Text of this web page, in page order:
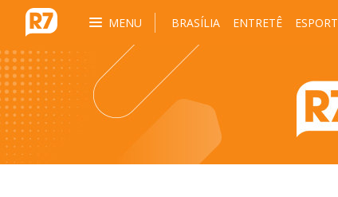
MENU BRASÍLIA ENTRETÊ